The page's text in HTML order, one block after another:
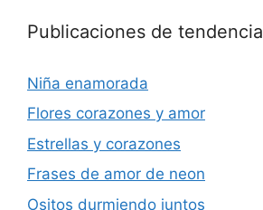
Publicaciones de tendencia
Niña enamorada
Flores corazones y amor
Estrellas y corazones
Frases de amor de neon
Ositos durmiendo juntos